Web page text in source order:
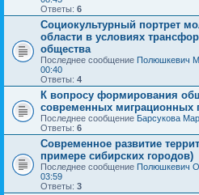
Ответы: 6
Социокультурный портрет
области в условиях
общества
Последнее сообщение Полюшкевич
00:40
Ответы: 4
К вопросу формирования
современных миграционных
Последнее сообщение Барсукова
Ответы: 6
Современное развитие
примере сибирских городов)
Последнее сообщение Полюшкевич
03:59
Ответы: 3